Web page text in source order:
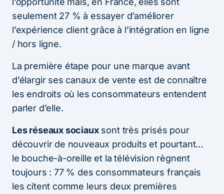
seulement 27 % à essayer d’améliorer
l’expérience client grâce à l’intégration en ligne
/ hors ligne.
La première étape pour une marque avant
d’élargir ses canaux de vente est de connaître
les endroits où les consommateurs entendent
parler d’elle.
Les réseaux sociauxsont très prisés pour
découvrir de nouveaux produits et pourtant…
le bouche-à-oreille et la télévision règnent
toujours : 77 % des consommateurs français
les citent comme leurs deux premières